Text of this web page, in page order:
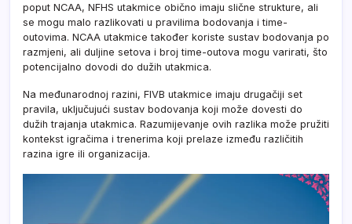
poput NCAA, NFHS utakmice obično imaju slične strukture, ali
se mogu malo razlikovati u pravilima bodovanja i time-
outovima. NCAA utakmice također koriste sustav bodovanja po
razmjeni, ali duljine setova i broj time-outova mogu varirati, što
potencijalno dovodi do dužih utakmica.
Na međunarodnoj razini, FIVB utakmice imaju drugačiji set
pravila, uključujući sustav bodovanja koji može dovesti do
dužih trajanja utakmica. Razumijevanje ovih razlika može pružiti
kontekst igračima i trenerima koji prelaze između različitih
razina igre ili organizacija.